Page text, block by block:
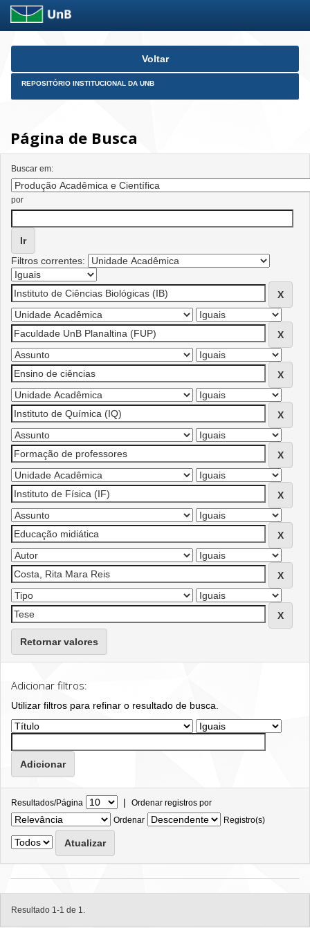
Skip
Voltar
REPOSITÓRIO INSTITUCIONAL DA UNB
Página de Busca
Buscar em:
por
Filtros correntes:
Retornar valores
Adicionar filtros:
Utilizar filtros para refinar o resultado de busca.
Resultados/Página | Ordenar registros por
Ordenar
Registro(s)
Resultado 1-1 de 1.